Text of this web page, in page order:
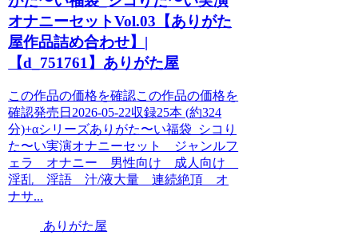
オナニーセットVol.03【ありがた
屋作品詰め合わせ】|
【d_751761】ありがた屋
この作品の価格を確認この作品の価格を
確認発売日2026-05-22収録25本 (約324
分)+αシリーズありがた〜い福袋_シコり
た〜い実演オナニーセット ジャンルフ
ェラ オナニー 男性向け 成人向け
淫乱 淫語 汁/液大量 連続絶頂 オ
ナサ...
ありがた屋